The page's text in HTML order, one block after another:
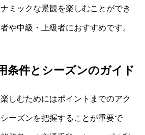
ミックな景観を楽しむことができ
や中級・上級者におすすめです。
条件とシーズンのガイド
しむためにはポイントまでのアク
ーズンを把握することが重要で